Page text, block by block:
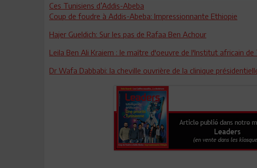
Ces Tunisiens d’Addis-Abeba
Coup de foudre à Addis-Abeba: Impressionnante Ethiopie
Hajer Gueldich: Sur les pas de Rafaa Ben Achour
Leila Ben Ali Kraiem : le maître d'oeuvre de l'Institut africain de
Dr Wafa Dabbabi: la cheville ouvrière de la clinique